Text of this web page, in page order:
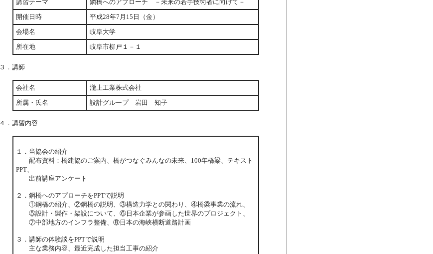
講習テーマ
鋼橋へのアプローチ －未来の若手技術者に向けて－
開催日時
平成28年7月15日（金）
会場名
岐阜大学
所在地
岐阜市柳戸１－１
３．講師
会社名
瀧上工業株式会社
所属・氏名
設計グループ 岩田 知子
４．講習内容
１．当協会の紹介
配布資料：橋建協のご案内、橋がつなぐみんなの未来、100年橋梁、テキスト
PPT、
出前講座アンケート
２．鋼橋へのアプローチをPPTで説明
①鋼橋の紹介、②鋼橋の説明、③構造力学との関わり、④橋梁事業の流れ、
⑤設計・製作・架設について、⑥日本企業が参画した世界のプロジェクト、
⑦中部地方のインフラ整備、⑧日本の海峡横断道路計画
３．講師の体験談をPPTで説明
主な業務内容、最近完成した担当工事の紹介